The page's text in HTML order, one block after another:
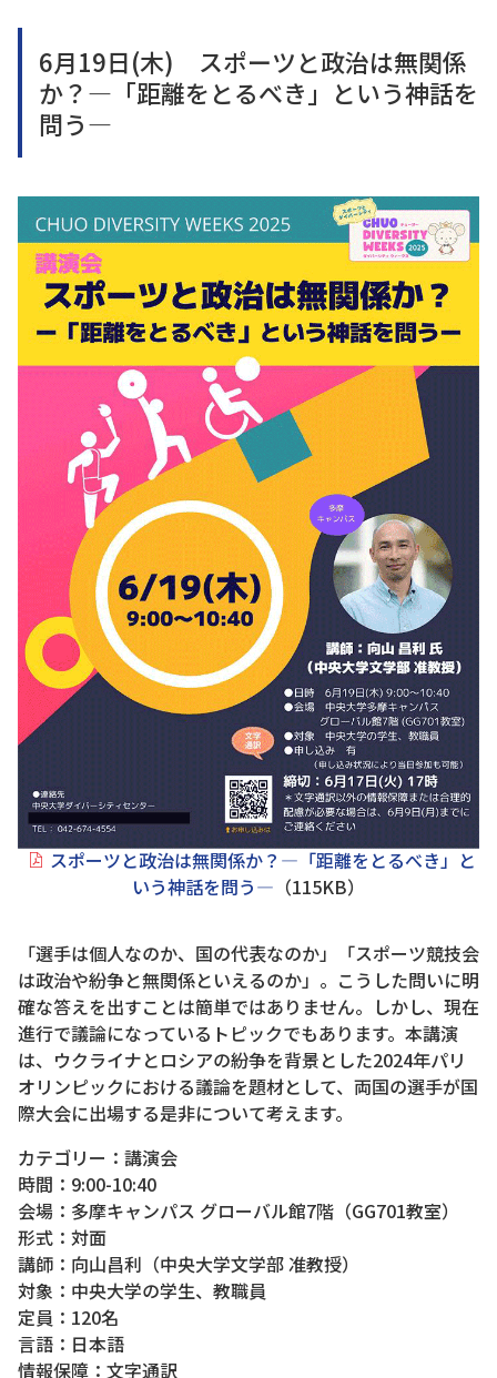
6月19日(木) スポーツと政治は無関係
か？―「距離をとるべき」という神話を
問う―
スポーツと政治は無関係か？―「距離をとるべき」と
いう神話を問う― （115KB）
「選手は個人なのか、国の代表なのか」「スポーツ競技会
は政治や紛争と無関係といえるのか」。こうした問いに明
確な答えを出すことは簡単ではありません。しかし、現在
進行で議論になっているトピックでもあります。本講演
は、ウクライナとロシアの紛争を背景とした2024年パリ
オリンピックにおける議論を題材として、両国の選手が国
際大会に出場する是非について考えます。
カテゴリー：講演会
時間：9:00-10:40
会場：多摩キャンパス グローバル館7階（GG701教室）
形式：対面
講師：向山昌利（中央大学文学部 准教授）
対象：中央大学の学生、教職員
定員：120名
言語：日本語
情報保障：文字通訳